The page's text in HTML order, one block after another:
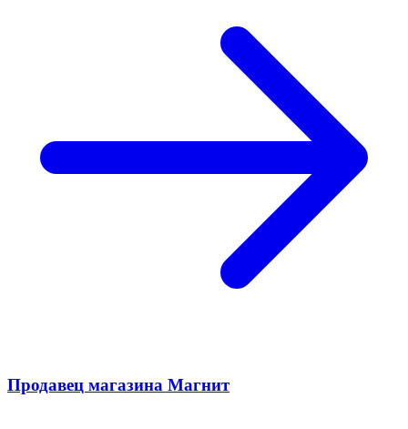
Продавец магазина Магнит